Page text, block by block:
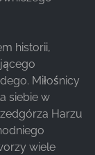
historii,
Miłośnicy
siebie w
Harzu
wiele